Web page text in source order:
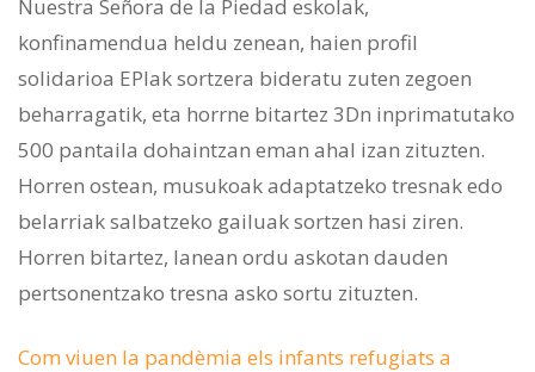
Nuestra Señora de la Piedad eskolak,
konfinamendua heldu zenean, haien profil
solidarioa EPIak sortzera bideratu zuten zegoen
beharragatik, eta horrne bitartez 3Dn inprimatutako
500 pantaila dohaintzan eman ahal izan zituzten.
Horren ostean, musukoak adaptatzeko tresnak edo
belarriak salbatzeko gailuak sortzen hasi ziren.
Horren bitartez, lanean ordu askotan dauden
pertsonentzako tresna asko sortu zituzten.
Com viuen la pandèmia els infants refugiats a